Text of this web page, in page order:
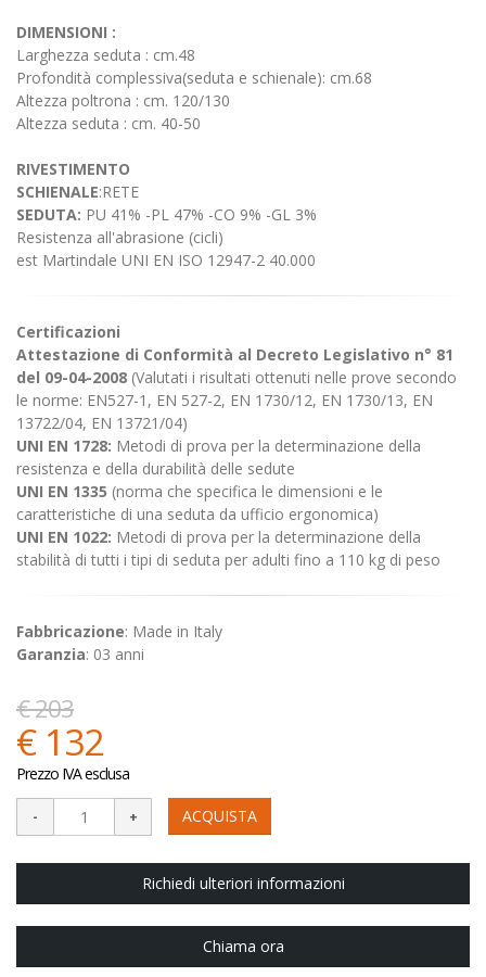
DIMENSIONI :
Larghezza seduta : cm.48
Profondità complessiva(seduta e schienale): cm.68
Altezza poltrona : cm. 120/130
Altezza seduta : cm. 40-50
RIVESTIMENTO
SCHIENALE:RETE
SEDUTA: PU 41% -PL 47% -CO 9% -GL 3%
Resistenza all'abrasione (cicli)
est Martindale UNI EN ISO 12947-2 40.000
Certificazioni
Attestazione di Conformità al Decreto Legislativo n° 81
del 09-04-2008 (Valutati i risultati ottenuti nelle prove secondo
le norme: EN527-1, EN 527-2, EN 1730/12, EN 1730/13, EN
13722/04, EN 13721/04)
UNI EN 1728: Metodi di prova per la determinazione della
resistenza e della durabilità delle sedute
UNI EN 1335 (norma che specifica le dimensioni e le
caratteristiche di una seduta da ufficio ergonomica)
UNI EN 1022: Metodi di prova per la determinazione della
stabilità di tutti i tipi di seduta per adulti fino a 110 kg di peso
Fabbricazione: Made in Italy
Garanzia: 03 anni
€ 203
€ 132
Prezzo IVA esclusa
ACQUISTA
Richiedi ulteriori informazioni
Chiama ora